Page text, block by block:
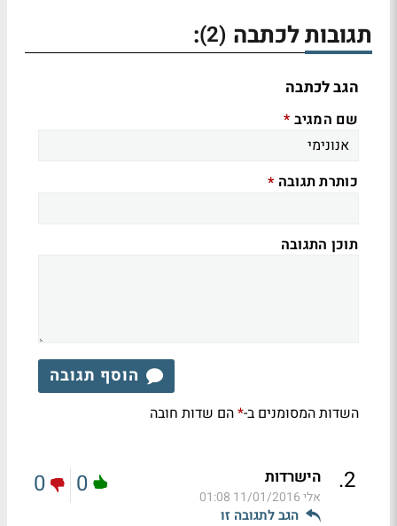
תגובות לכתבה (2)
:
הגב לכתבה
שם המגיב *
כותרת תגובה *
תוכן התגובה
הוסף תגובה
השדות המסומנים ב-*הם שדות חובה
2
. הישרדות
אלי11/01/2016 01:08
הגב לתגובה זו
0
0